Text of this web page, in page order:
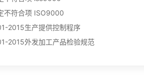
不符合项 ISO9000
2015生产提供控制程序
2015外发加工产品检验规范